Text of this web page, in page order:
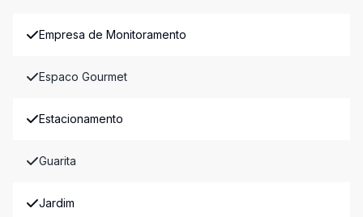
Empresa de Monitoramento
Espaco Gourmet
Estacionamento
Guarita
Jardim